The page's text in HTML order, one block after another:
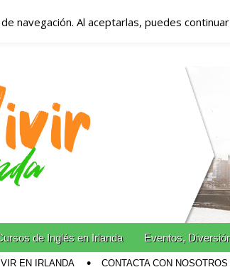
– Vivir
en
en Irlanda!
de Inglés en Irlanda Eventos,
EN IRLANDA CONTACTA CON NOSOTROS
navegación. Al aceptarlas, puedes